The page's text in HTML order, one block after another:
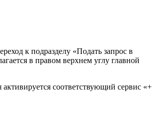
к подразделу «Подать запрос в
в правом верхнем углу главной
соответствующий сервис «+